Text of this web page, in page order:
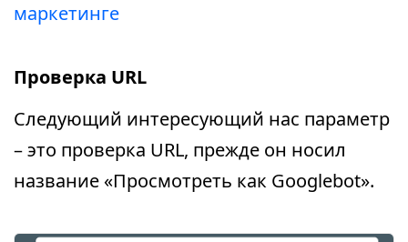
маркетинге
Проверка URL
Следующий интересующий нас параметр
– это проверка URL, прежде он носил
название «Просмотреть как Googlebot».